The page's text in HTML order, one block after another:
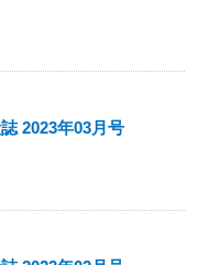
2023年03月号